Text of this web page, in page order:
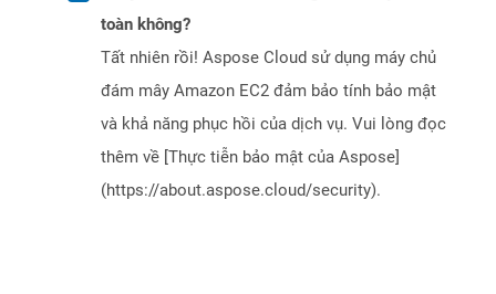
toàn không?
Tất nhiên rồi! Aspose Cloud sử dụng máy chủ
đám mây Amazon EC2 đảm bảo tính bảo mật
và khả năng phục hồi của dịch vụ. Vui lòng đọc
thêm về [Thực tiễn bảo mật của Aspose]
(https://about.aspose.cloud/security).